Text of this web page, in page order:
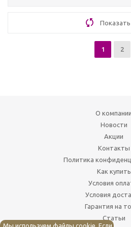
1 2
О компании
Новости
Акции
Контакты
Политика
Как купить
Условия
Условия
Гарантия на
Статьи
Мы используем файлы cookie. Если